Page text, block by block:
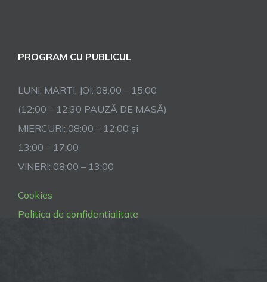
PROGRAM CU PUBLICUL
LUNI, MARTI, JOI: 08:00 – 15:00
(12:00 – 12:30 PAUZĂ DE MASĂ)
MIERCURI: 08:00 – 12:00 și
13:00 – 17:00
VINERI: 08:00 – 13:00
Cookies
Politica de confidentialitate